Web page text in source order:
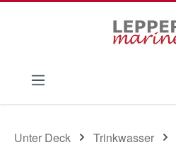
Unter Deck Trinkwasser